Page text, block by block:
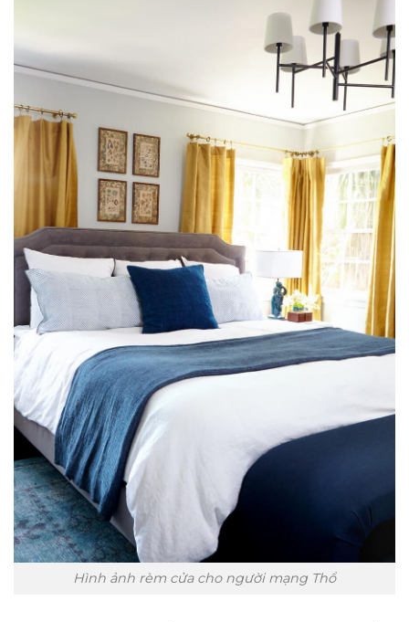
Hình ảnh rèm cửa cho người mạng Thổ